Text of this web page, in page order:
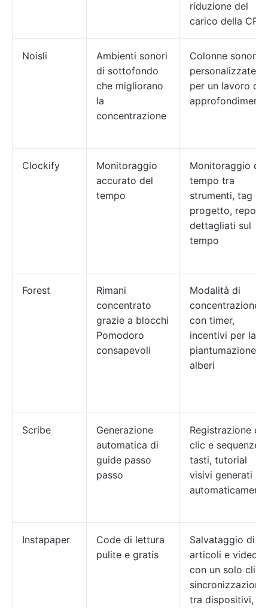
riduzione del
carico della CPU
Noisli
Ambienti sonori
di sottofondo
che migliorano
la
concentrazione
Colonne sonore
personalizzate
per un lavoro di
Clockify
Monitoraggio
accurato del
tempo
Monitoraggio del
tempo tra
strumenti, tag di
progetto, report
dettagliati sul
tempo
Forest
Rimani
concentrato
grazie a blocchi
Pomodoro
consapevoli
Modalità di
concentrazione
con timer,
incentivi per la
piantumazione di
alberi
Scribe
Generazione
automatica di
guide passo
passo
Registrazione di
clic e sequenze
tasti, tutorial
visivi generati
automaticamente
Instapaper
Code di lettura
pulite e gratis
Salvataggio di
articoli e video
con un solo clic,
sincronizzazione
tra dispositivi,